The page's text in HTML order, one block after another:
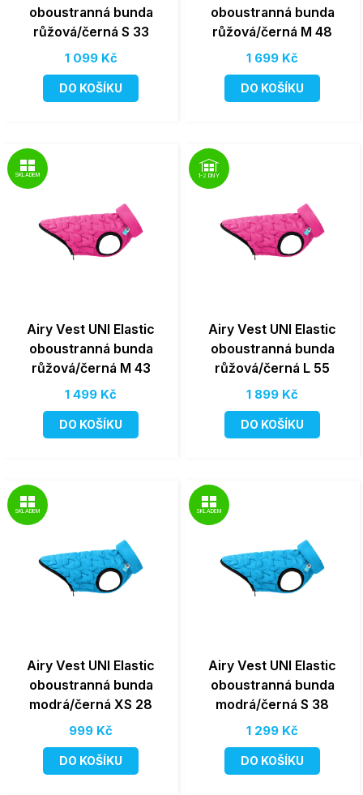
oboustranná bunda
růžová/černá S 33
1 099 Kč
DO KOŠÍKU
oboustranná bunda
růžová/černá M 48
1 699 Kč
DO KOŠÍKU
SKLADEM
Airy Vest UNI Elastic
oboustranná bunda
růžová/černá M 43
1 499 Kč
DO KOŠÍKU
1-2 DNY
Airy Vest UNI Elastic
oboustranná bunda
růžová/černá L 55
1 899 Kč
DO KOŠÍKU
SKLADEM
Airy Vest UNI Elastic
oboustranná bunda
modrá/černá XS 28
999 Kč
DO KOŠÍKU
SKLADEM
Airy Vest UNI Elastic
oboustranná bunda
modrá/černá S 38
1 299 Kč
DO KOŠÍKU